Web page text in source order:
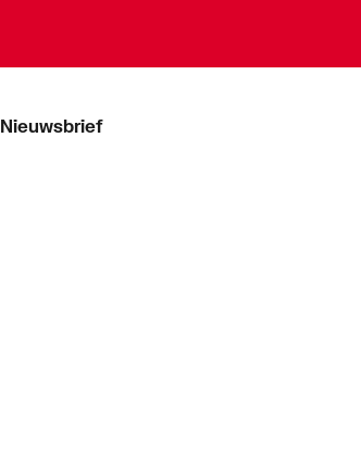
Nieuwsbrief